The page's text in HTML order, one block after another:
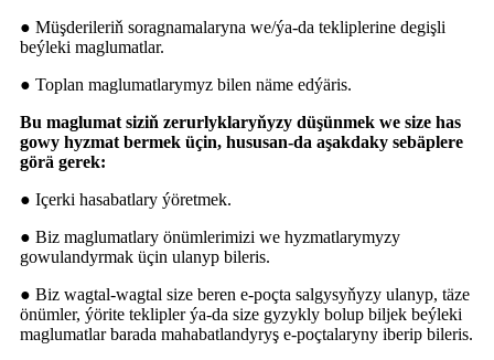
● Müşderileriň soragnamalaryna we/ýa-da tekliplerine degişli
beýleki maglumatlar.
● Toplan maglumatlarymyz bilen näme edýäris.
Bu maglumat siziň zerurlyklaryňyzy düşünmek we size has
gowy hyzmat bermek üçin, hususan-da aşakdaky sebäplere
görä gerek:
● Içerki hasabatlary ýöretmek.
● Biz maglumatlary önümlerimizi we hyzmatlarymyzy
gowulandyrmak üçin ulanyp bileris.
● Biz wagtal-wagtal size beren e-poçta salgysyňyzy ulanyp, täze
önümler, ýörite teklipler ýa-da size gyzykly bolup biljek beýleki
maglumatlar barada mahabatlandyryş e-poçtalaryny iberip bileris.